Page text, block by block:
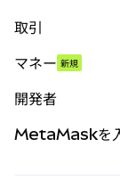
取引
パーペチュアル
RWA
マネー 新規
開発者
MetaMaskを